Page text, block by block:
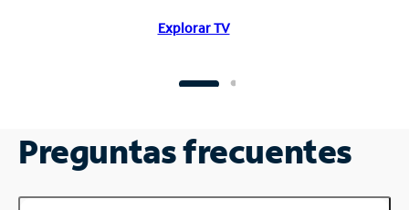
Explorar TV
Preguntas frecuentes